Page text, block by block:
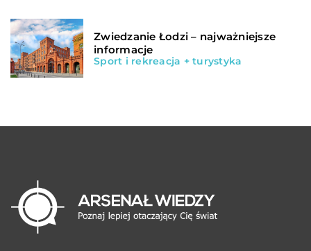
Zwiedzanie Łodzi – najważniejsze
informacje
Sport i rekreacja + turystyka